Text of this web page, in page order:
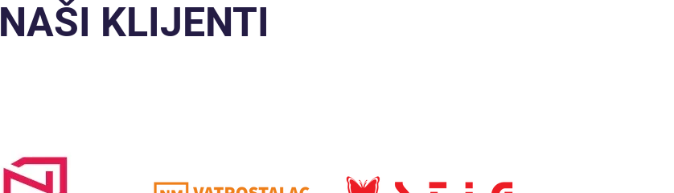
NAŠI KLIJENTI